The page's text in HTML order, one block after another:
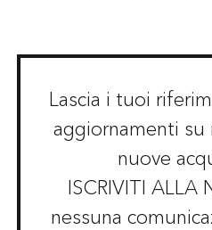
Lascia i tuoi
aggiornamenti su
nuove
ISCRIVITI ALLA
nessuna